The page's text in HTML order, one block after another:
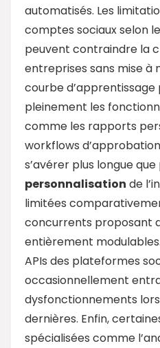
automatisés. Les
comptes sociaux selon
peuvent contraindre la
entreprises sans mise à
courbe
pleinement les
comme les rapports
workflows
s’avérer plus longue
personnalisation de
limitées
concurrents proposant
entièrement
APIs des plateformes
occasionnellement
dysfonctionnements
dernières. Enfin,
spécialisées comme